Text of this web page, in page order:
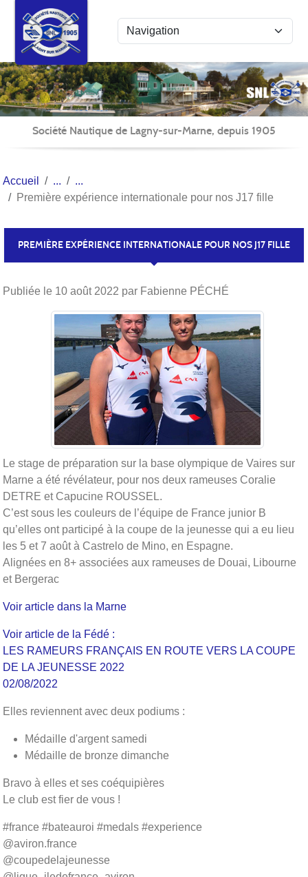
Société Nautique de Lagny-sur-Marne, depuis 1905
Accueil
Première expérience internationale pour nos J17 fille
PREMIÈRE EXPÉRIENCE INTERNATIONALE POUR NOS J17 FILLE
Publiée le 10 août 2022 par Fabienne PÉCHÉ
Le stage de préparation sur la base olympique de Vaires sur
Marne a été révélateur, pour nos deux rameuses Coralie
DETRE et Capucine ROUSSEL.
C’est sous les couleurs de l’équipe de France junior B
qu’elles ont participé à la coupe de la jeunesse qui a eu lieu
les 5 et 7 août à Castrelo de Mino, en Espagne.
Alignées en 8+ associées aux rameuses de Douai, Libourne
et Bergerac
Voir article dans la Marne
Voir article de la Fédé :
LES RAMEURS FRANÇAIS EN ROUTE VERS LA COUPE
DE LA JEUNESSE 2022
02/08/2022
Elles reviennent avec deux podiums :
Médaille d'argent samedi
Médaille de bronze dimanche
Bravo à elles et ses coéquipières
Le club est fier de vous !
#france #bateauroi #medals #experience
@aviron.france
@coupedelajeunesse
Panneau de gestion des cookies